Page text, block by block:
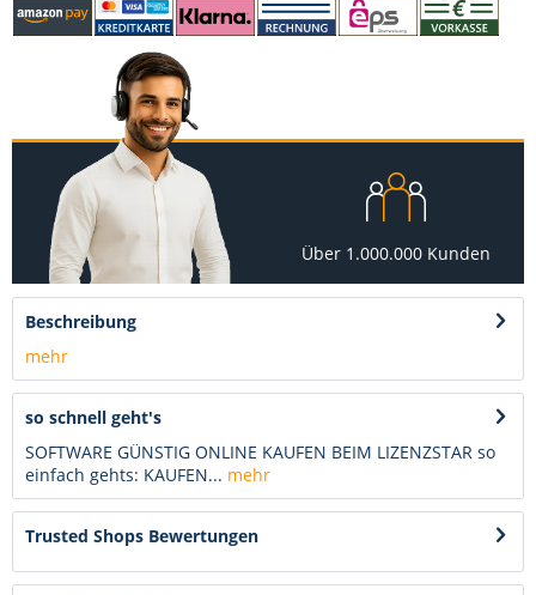
Über 1.000.000 Kunden
Beschreibung
mehr
so schnell geht's
SOFTWARE GÜNSTIG ONLINE KAUFEN BEIM LIZENZSTAR so
einfach gehts: KAUFEN... mehr
Trusted Shops Bewertungen